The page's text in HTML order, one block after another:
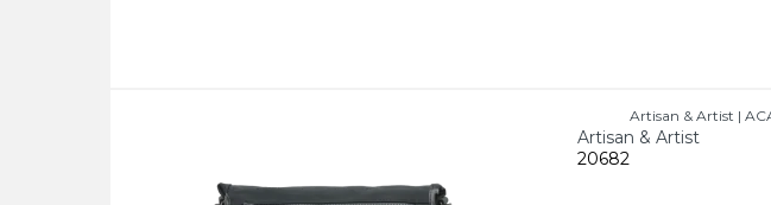
Artisan & Artist |
Artisan & Artist
20682